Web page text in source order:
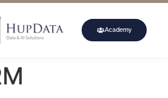
Academy